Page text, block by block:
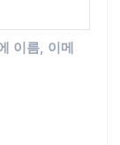
이름, 이메